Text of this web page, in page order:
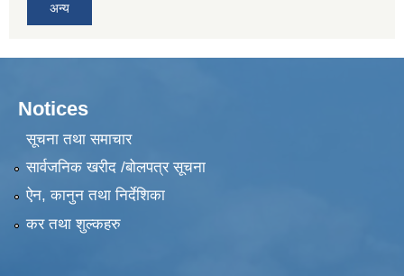
अन्य
Notices
सूचना तथा समाचार
सार्वजनिक खरीद /बोलपत्र सूचना
ऐन, कानुन तथा निर्देशिका
कर तथा शुल्कहरु